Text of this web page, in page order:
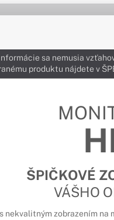
sa nemusia
produktu nájdete v
ŠPIČKOVÉ
VÁŠHO
nekvalitným zobrazením na